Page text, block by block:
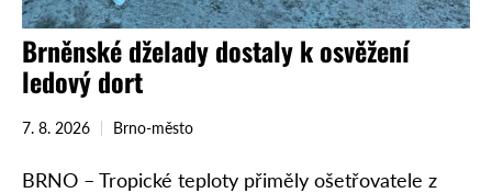
Brněnské dželady dostaly k osvěžení
ledový dort
7. 8. 2026 Brno-město
BRNO – Tropické teploty přiměly ošetřovatele z